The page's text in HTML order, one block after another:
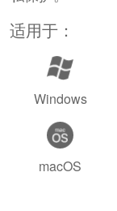
适用于：
Windows
macOS